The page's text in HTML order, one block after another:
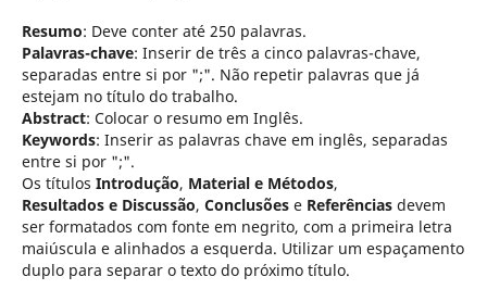
Resumo: Deve conter até 250 palavras.
Palavras-chave: Inserir de três a cinco palavras-chave,
separadas entre si por ";". Não repetir palavras que já
estejam no título do trabalho.
Abstract: Colocar o resumo em Inglês.
Keywords: Inserir as palavras chave em inglês, separadas
entre si por ";".
Os títulos Introdução, Material e Métodos,
Resultados e Discussão, ConclusõeseReferênciasdevem
ser formatados com fonte em negrito, com a primeira letra
maiúscula e alinhados a esquerda. Utilizar um espaçamento
duplo para separar o texto do próximo título.